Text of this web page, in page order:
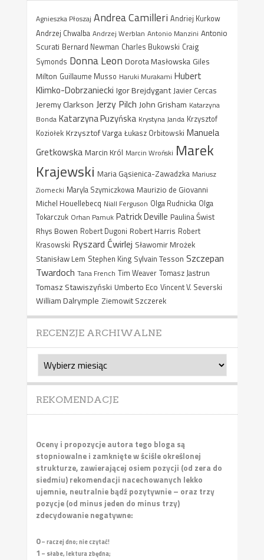
Agnieszka Płoszaj Andrea Camilleri Andriej Kurkow
Andrzej Chwalba Andrzej Werblan Antonio Manzini Antonio
Scurati Bernard Newman Charles Bukowski Craig
Symonds Donna Leon Dorota Masłowska Giles
Milton Guillaume Musso Haruki Murakami Hubert
Klimko-Dobrzaniecki Igor Brejdygant Javier Cercas
Jeremy Clarkson Jerzy Pilch John Grisham Katarzyna
Bonda Katarzyna Puzyńska Krystyna Janda Krzysztof
Koziołek Krzysztof Varga Łukasz Orbitowski Manuela
Gretkowska Marcin Król Marcin Wroński Marek
Krajewski Maria Gąsienica-Zawadzka Mariusz
Ziomecki Maryla Szymiczkowa Maurizio de Giovanni
Michel Houellebecq Niall Ferguson Olga Rudnicka Olga
Tokarczuk Orhan Pamuk Patrick Deville Paulina Świst
Rhys Bowen Robert Dugoni Robert Harris Robert
Krasowski Ryszard Ćwirlej Sławomir Mrożek
Stanisław Lem Stephen King Sylvain Tesson Szczepan
Twardoch Tana French Tim Weaver Tomasz Jastrun
Tomasz Stawiszyński Umberto Eco Vincent V. Severski
William Dalrymple Ziemowit Szczerek
RECENZJE ARCHIWALNE
Recenzje
archiwalne
REKOMENDACJE
Oceny i propozycje autora tego bloga są
stopniowalne i zamknięte w ściśle określonej
strukturze, zawierającej osiem pozycji (od zera do
siedmiu) rekomendacji nacechowanych lekko
ujemnie, neutralnie bądź pozytywnie – oraz trzy
pozycje (od minus jeden do minus trzy)
zdecydowanie negatywne:
0– raczej dno; nie czytać!
1 – słabe, lektura zbędna;